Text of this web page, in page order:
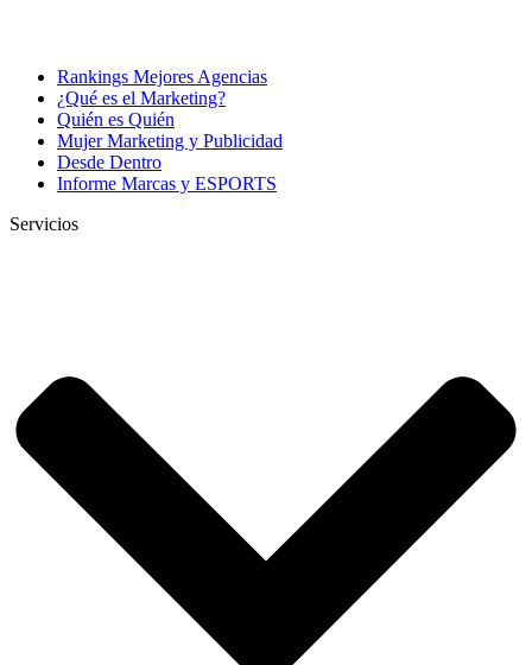
Rankings Mejores Agencias
¿Qué es el Marketing?
Quién es Quién
Mujer Marketing y Publicidad
Desde Dentro
Informe Marcas y ESPORTS
Servicios